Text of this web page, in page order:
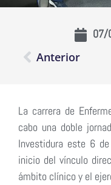
07/
Anterior
La carrera de
cabo una doble
Investidura este 6
inicio del vínculo
ámbito clínico y el